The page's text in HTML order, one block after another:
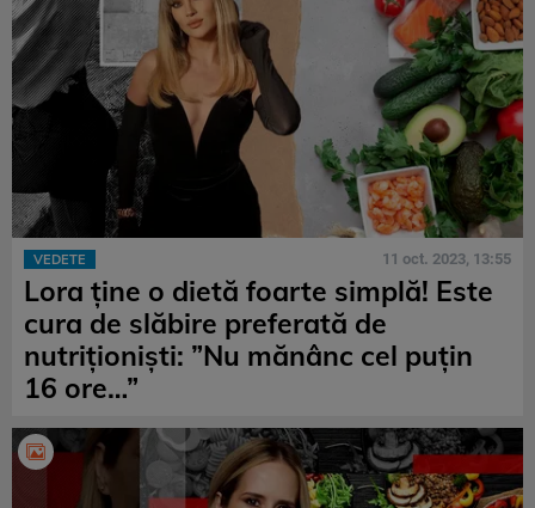
VEDETE 11 oct. 2023, 13:55
Lora ține o dietă foarte simplă! Este
cura de slăbire preferată de
nutriționiști: ”Nu mănânc cel puțin
16 ore…”